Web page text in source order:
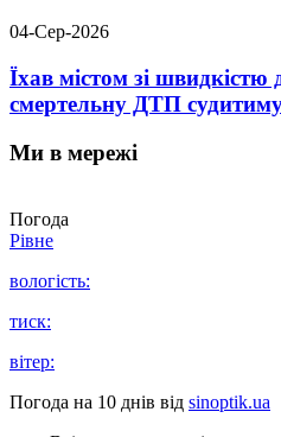
04-Сер-2026
Їхав містом зі швидкістю
смертельну ДТП
Ми в мережі
Погода
Рівне
вологість:
тиск:
вітер:
Погода на 10 днів від sinoptik.ua